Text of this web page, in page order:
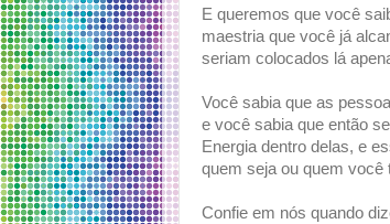
E queremos que você
maestria que você já
seriam colocados lá
Você sabia que as
e você sabia que então
Energia dentro delas, e
quem seja ou quem você
Confie em nós quando